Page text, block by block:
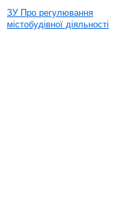
ЗУ Про регулювання
містобудівної діяльності